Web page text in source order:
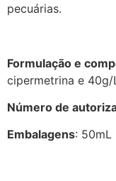
pecuárias.
Formulação e
cipermetrina e
Número de
Embalagens: